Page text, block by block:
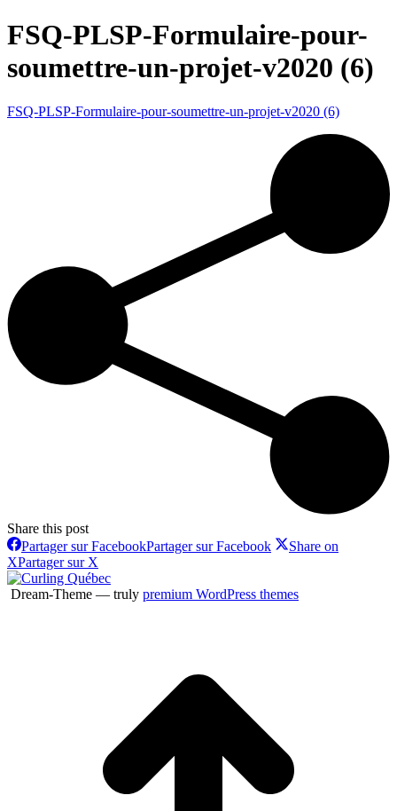
FSQ-PLSP-Formulaire-pour-
soumettre-un-projet-v2020 (6)
FSQ-PLSP-Formulaire-pour-soumettre-un-projet-v2020 (6)
Share this post
Partager sur FacebookPartager sur Facebook
Share on
XPartager sur X
Dream-Theme — truly premium WordPress themes